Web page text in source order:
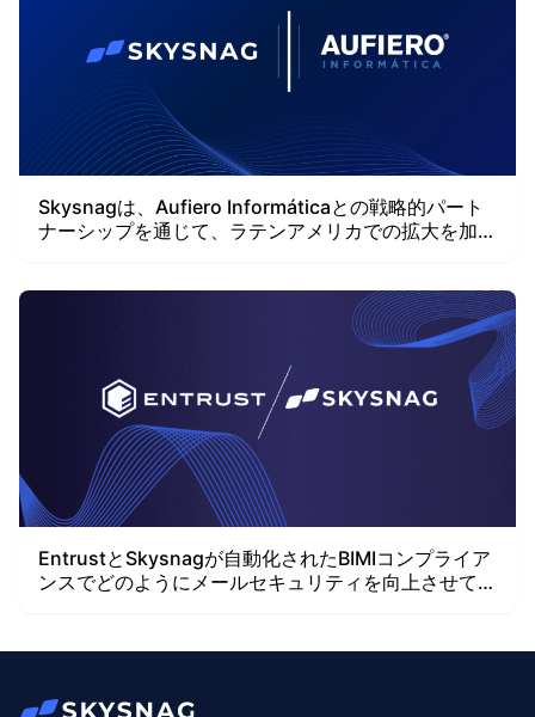
Skysnagは、Aufiero Informáticaとの戦略的パート
ナーシップを通じて、ラテンアメリカでの拡大を加速
EntrustとSkysnagが自動化されたBIMIコンプライア
ンスでどのようにメールセキュリティを向上させてい